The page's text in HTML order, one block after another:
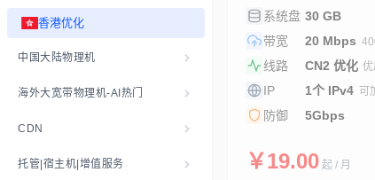
香港优化
中国大陆物理机
海外大宽带物理机-AI热门
CDN
托管|宿主机|增值服务
系统盘 30 GB
带宽
20 Mbps
线路 CN2 优化 优
IP 1个 IPv4 可
防御 5Gbps
￥19.00 起 / 月